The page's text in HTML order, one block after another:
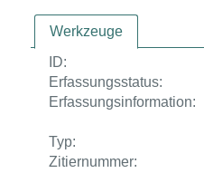
Werkzeuge
ID:
Erfassungsstatus:
Erfassungsinformation:
Typ:
Zitiernummer: